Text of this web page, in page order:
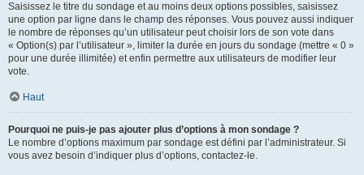
Saisissez le titre du sondage et au moins deux options possibles, saisissez
une option par ligne dans le champ des réponses. Vous pouvez aussi indiquer
le nombre de réponses qu’un utilisateur peut choisir lors de son vote dans
« Option(s) par l’utilisateur », limiter la durée en jours du sondage (mettre « 0 »
pour une durée illimitée) et enfin permettre aux utilisateurs de modifier leur
vote.
Haut
Pourquoi ne puis-je pas ajouter plus d’options à mon sondage ?
Le nombre d’options maximum par sondage est défini par l’administrateur. Si
vous avez besoin d’indiquer plus d’options, contactez-le.